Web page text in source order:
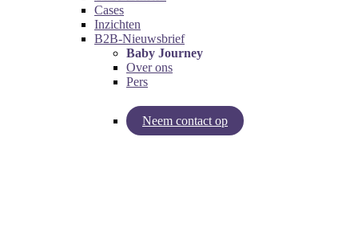
Cases
Inzichten
B2B-Nieuwsbrief
Baby Journey
Over ons
Pers
Neem contact op